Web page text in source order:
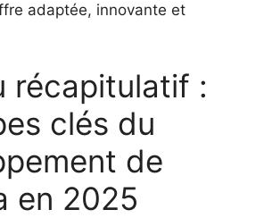
adaptée, innovante et
récapitulatif :
clés du
de
en 2025